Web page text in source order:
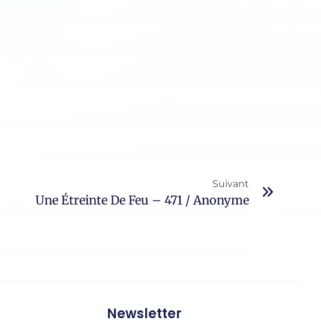
Suivant
Une Étreinte De Feu – 471 / Anonyme
Newsletter